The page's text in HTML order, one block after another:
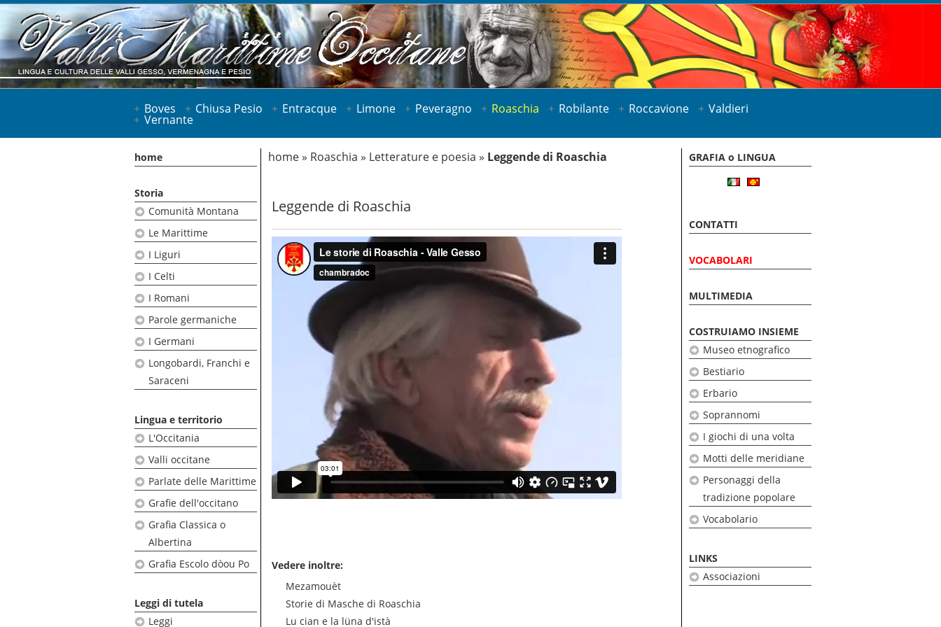
Boves Chiusa Pesio Entracque Limone Peveragno Roaschia Robilante Roccavione Valdieri
Vernante
home
Storia
Comunità Montana
Le Marittime
I Liguri
I Celti
I Romani
Parole germaniche
I Germani
Longobardi, Franchi e
Saraceni
Lingua e territorio
L'Occitania
Valli occitane
Parlate delle Marittime
Grafie dell'occitano
Grafia Classica o
Albertina
Grafia Escolo dòou Po
Leggi di tutela
Leggi
home» Roaschia » Letterature e poesia » Leggende di Roaschia
Leggende di Roaschia
Vedere inoltre:
Mezamouèt
Storie di Masche di Roaschia
Lu cian e la lüna d'istà
GRAFIA o LINGUA
CONTATTI
VOCABOLARI
MULTIMEDIA
COSTRUIAMO INSIEME
Museo etnografico
Bestiario
Erbario
Soprannomi
I giochi di una volta
Motti delle meridiane
Personaggi della
tradizione popolare
Vocabolario
LINKS
Associazioni